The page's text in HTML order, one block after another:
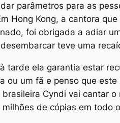
parâmetros para as
Hong Kong, a cantora
foi obrigada a adiar
teve uma
tarde ela garantia estar
ou um fã e penso que
Cyndi vai cantar
milhões de cópias em todo